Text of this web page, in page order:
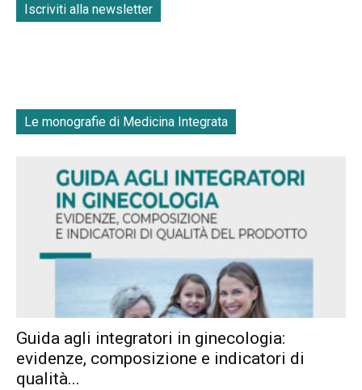
Iscriviti alla newsletter
Le monografie di Medicina Integrata
Guida agli integratori in ginecologia:
evidenze, composizione e indicatori di
qualità...